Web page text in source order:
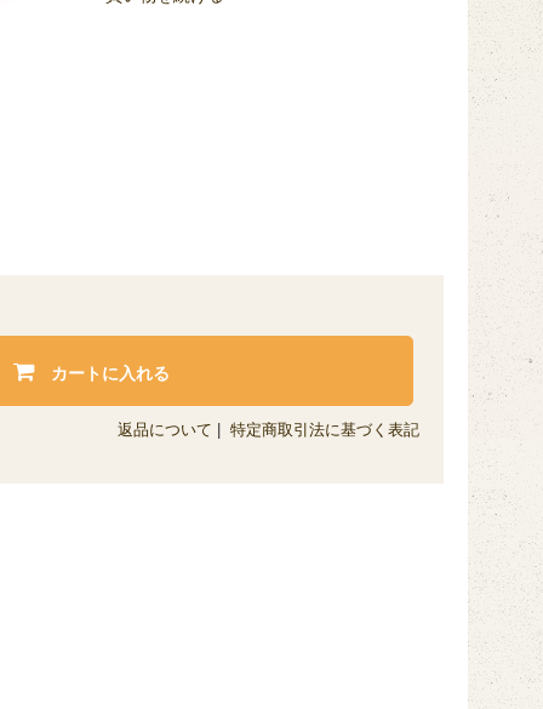
カートに入れる
返品について 特定商取引法に基づく表記